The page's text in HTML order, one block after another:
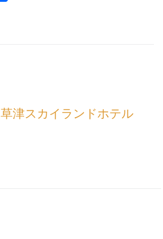
草津スカイランドホテル